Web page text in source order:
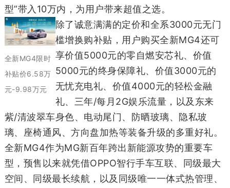
型”带入10万内，为用户带来超值之选。
全新MG4限时
补贴价6.58万
元-9.98万元
除了诚意满满的定价和全系3000元无门
槛增换购补贴，用户购买全新MG4还可
享价值5000元的零自燃安芯礼、价值
5000元的终身保障礼、价值3000元的
无忧充电礼、价值4000元的轻松金融
礼、三年/每月2G娱乐流量，以及东来
紫/清波翠车身色、电动尾门、防晒玻璃、隐私玻
璃、座椅通风、方向盘加热等装备升级的多重好礼。
全新MG4作为MG新百年跨出新能源攻势的重要车
型，预售以来就凭借OPPO智行手车互联、同级最大
空间、同级最长续航，以及同级唯一一体式热管理、